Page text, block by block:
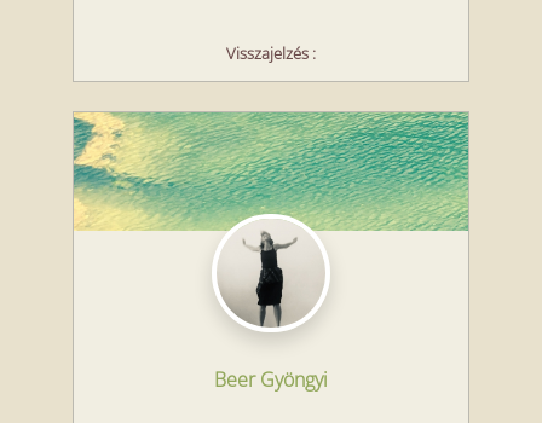
Visszajelzés :
Beer Gyöngyi